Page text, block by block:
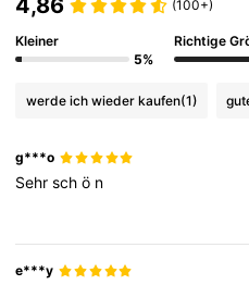
4,86 (100+)
Kleiner
5%
Richtige
werde ich wieder kaufen(1)
g***o
Sehrschö n
e***y